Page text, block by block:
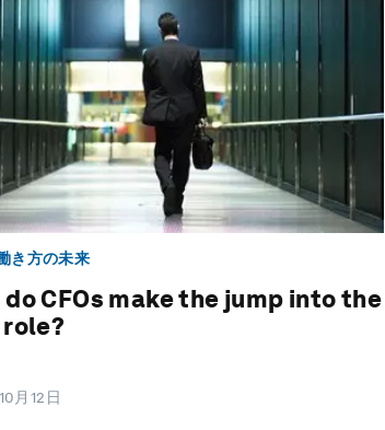
き方の未来
do CFOs make the jump into the
role?
月12日